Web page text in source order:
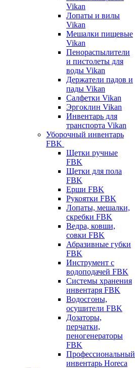
Vikan
Лопаты и вилы
Vikan
Мешалки пищевые
Vikan
Пенораспылители
и пистолеты для
воды Vikan
Держатели падов и
пады Vikan
Салфетки Vikan
Эргоклин Vikan
Инвентарь для
транспорта Vikan
Уборочный инвентарь
FBK
Щетки ручные
FBK
Щетки для пола
FBK
Ерши FBK
Рукоятки FBK
Лопаты, мешалки,
скребки FBK
Ведра, ковши,
совки FBK
Абразивные губки
FBK
Инструмент с
водоподачей FBK
Системы хранения
инвентаря FBK
Водосгоны,
осушители FBK
Дозаторы,
перчатки,
пеногенераторы
FBK
Профессиональный
инвентарь Horeca